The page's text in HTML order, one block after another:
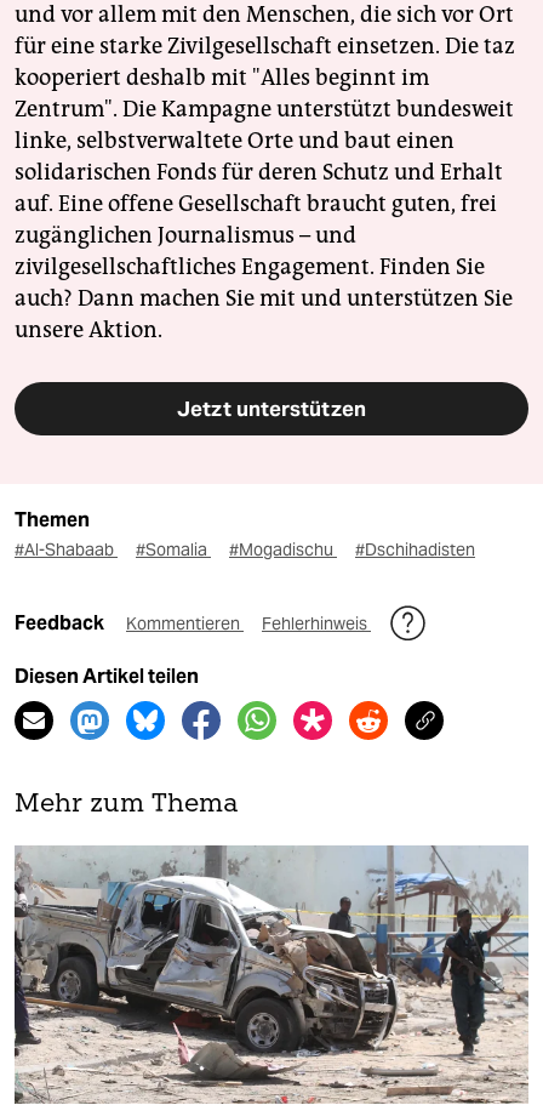
und vor allem mit den Menschen, die sich vor Ort
für eine starke Zivilgesellschaft einsetzen. Die taz
kooperiert deshalb mit "Alles beginnt im
Zentrum". Die Kampagne unterstützt bundesweit
linke, selbstverwaltete Orte und baut einen
solidarischen Fonds für deren Schutz und Erhalt
auf. Eine offene Gesellschaft braucht guten, frei
zugänglichen Journalismus – und
zivilgesellschaftliches Engagement. Finden Sie
auch? Dann machen Sie mit und unterstützen Sie
unsere Aktion.
Jetzt unterstützen
Themen
#Al-Shabaab #Somalia #Mogadischu #Dschihadisten
Feedback Kommentieren Fehlerhinweis
Diesen Artikel teilen
Mehr zum Thema